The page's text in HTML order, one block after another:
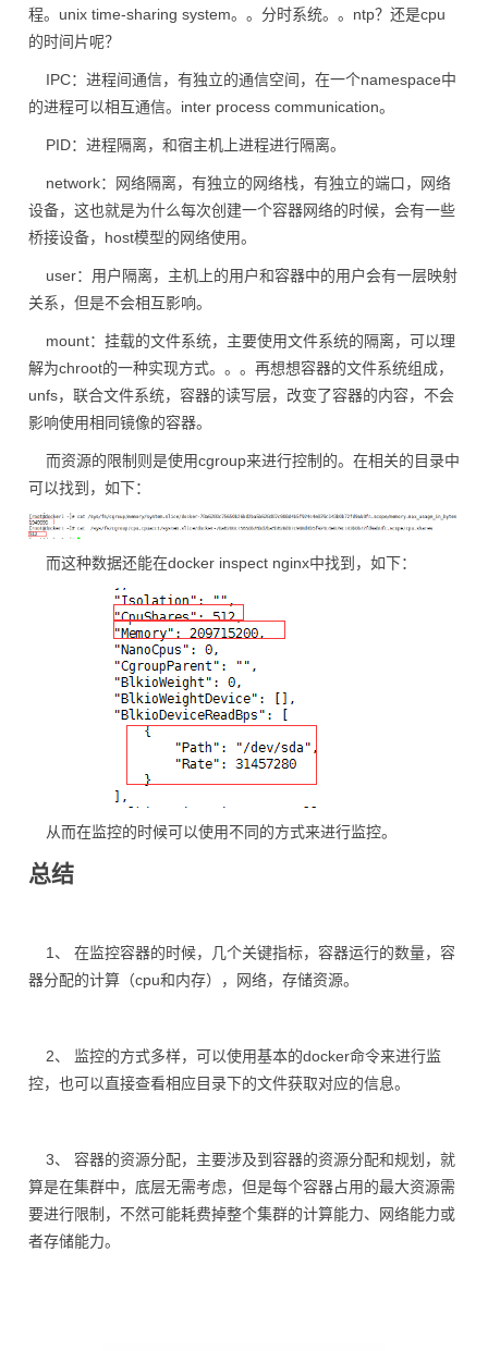
程。unix time-sharing system。。分时系统。。ntp？还是cpu
的时间片呢？
IPC：进程间通信，有独立的通信空间，在一个namespace中
的进程可以相互通信。inter process communication。
PID：进程隔离，和宿主机上进程进行隔离。
network：网络隔离，有独立的网络栈，有独立的端口，网络
设备，这也就是为什么每次创建一个容器网络的时候，会有一些
桥接设备，host模型的网络使用。
user：用户隔离，主机上的用户和容器中的用户会有一层映射
关系，但是不会相互影响。
mount：挂载的文件系统，主要使用文件系统的隔离，可以理
解为chroot的一种实现方式。。。再想想容器的文件系统组成，
unfs，联合文件系统，容器的读写层，改变了容器的内容，不会
影响使用相同镜像的容器。
而资源的限制则是使用cgroup来进行控制的。在相关的目录中
可以找到，如下：
而这种数据还能在docker inspect nginx中找到，如下：
从而在监控的时候可以使用不同的方式来进行监控。
总结
1、 在监控容器的时候，几个关键指标，容器运行的数量，容
器分配的计算（cpu和内存），网络，存储资源。
2、 监控的方式多样，可以使用基本的docker命令来进行监
控，也可以直接查看相应目录下的文件获取对应的信息。
3、 容器的资源分配，主要涉及到容器的资源分配和规划，就
算是在集群中，底层无需考虑，但是每个容器占用的最大资源需
要进行限制，不然可能耗费掉整个集群的计算能力、网络能力或
者存储能力。